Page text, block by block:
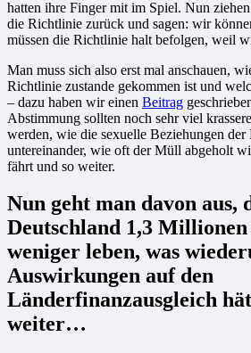
hatten ihre Finger mit im Spiel. Nun
die Richtlinie zurück und sagen: wir
müssen die Richtlinie halt befolgen, weil
Man muss sich also erst mal anschauen,
Richtlinie zustande gekommen ist und
– dazu haben wir einen Beitrag
Abstimmung sollten noch sehr viel
werden, wie die sexuelle Beziehungen der
untereinander, wie oft der Müll abgeholt
fährt und so weiter.
Nun geht man davon aus,
Deutschland 1,3 Millionen
weniger leben, was
Auswirkungen auf den
Länderfinanzausgleich
weiter…